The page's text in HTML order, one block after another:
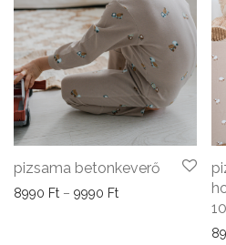
pizsama betonkeverő
8990 Ft – 9990 FtÁrtartomány: